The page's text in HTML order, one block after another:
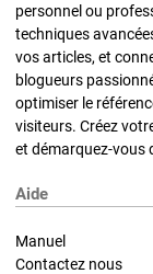
personnel ou
techniques
vos articles, et
blogueurs
optimiser le
visiteurs. Créez
et démarquez-vous
Aide
Manuel
Contactez nous